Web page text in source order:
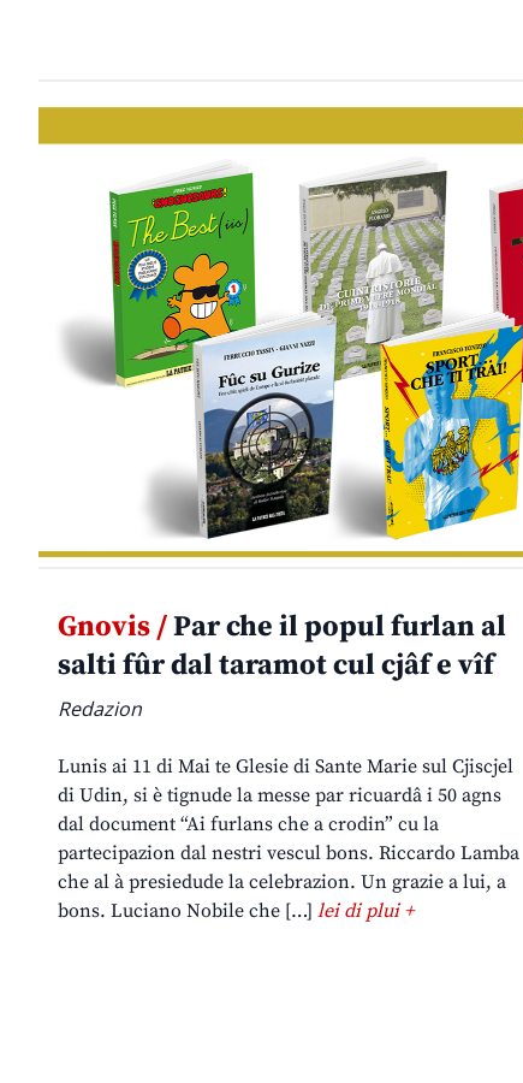
Gnovis /Par che il popul furlan al
salti fûr dal taramot cul cjâf e vîf
Redazion
Lunis ai 11 di Mai te Glesie di Sante Marie sul Cjiscjel
di Udin, si è tignude la messe par ricuardâ i 50 agns
dal document “Ai furlans che a crodin” cu la
partecipazion dal nestri vescul bons. Riccardo Lamba
che al à presiedude la celebrazion. Un grazie a lui, a
bons. Luciano Nobile che […] lei di plui +